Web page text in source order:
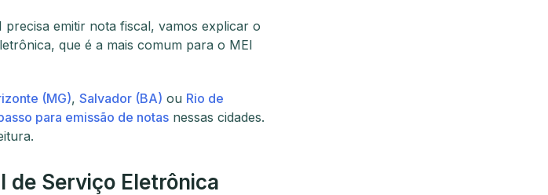
emitir nota fiscal, vamos explicar o
que é a mais comum para o MEI
(MG), Salvador (BA) ou Rio de
para emissão de notas nessas cidades.
de Serviço Eletrônica